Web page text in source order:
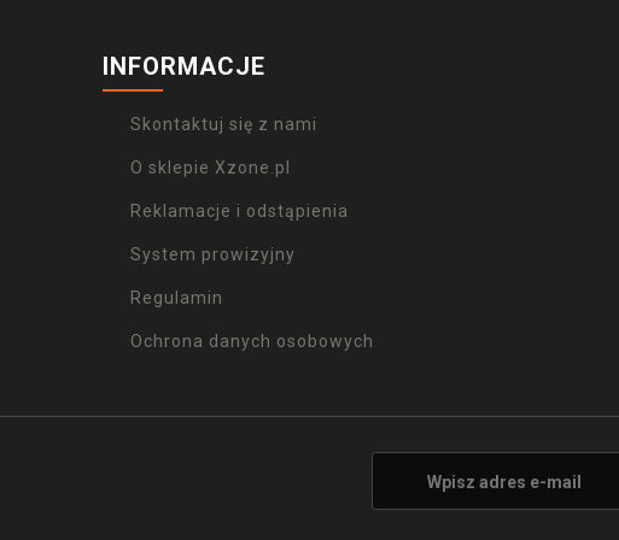
INFORMACJE
Skontaktuj się z nami
O sklepie Xzone.pl
Reklamacje i odstąpienia
System prowizyjny
Regulamin
Ochrona danych osobowych